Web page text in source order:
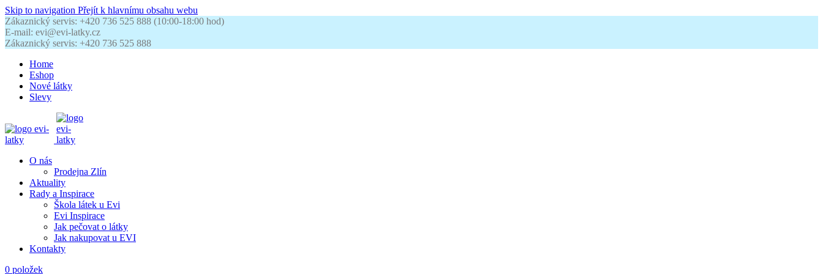
Skip to navigation Přejít k hlavnímu obsahu webu
Zákaznický servis: +420 736 525 888 (10:00-18:00 hod)
E-mail: evi@evi-latky.cz
Zákaznický servis: +420 736 525 888
Home
Eshop
Nové látky
Slevy
O nás
Prodejna Zlín
Aktuality
Rady a Inspirace
Škola látek u Evi
Evi Inspirace
Jak pečovat o látky
Jak nakupovat u EVI
Kontakty
0 položek